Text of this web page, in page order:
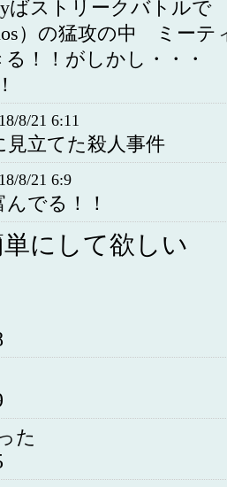
ばストリークバトル
）の猛攻の中 ミーテ
！！がしかし・・・
8/21 6:11
立てた殺人事件
8/21 6:9
でる！！
にして欲しい
た